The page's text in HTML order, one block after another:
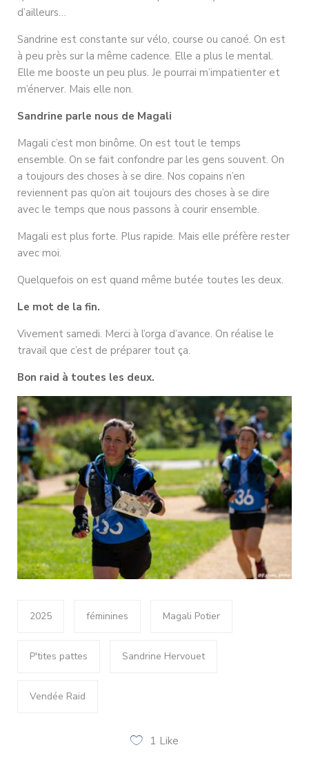
d’ailleurs…
Sandrine est constante sur vélo, course ou canoé. On est
à peu près sur la même cadence. Elle a plus le mental.
Elle me booste un peu plus. Je pourrai m’impatienter et
m’énerver. Mais elle non.
Sandrine parle nous de Magali
Magali c’est mon binôme. On est tout le temps
ensemble. On se fait confondre par les gens souvent. On
a toujours des choses à se dire. Nos copains n’en
reviennent pas qu’on ait toujours des choses à se dire
avec le temps que nous passons à courir ensemble.
Magali est plus forte. Plus rapide. Mais elle préfère rester
avec moi.
Quelquefois on est quand même butée toutes les deux.
Le mot de la fin.
Vivement samedi. Merci à l’orga d’avance. On réalise le
travail que c’est de préparer tout ça.
Bon raid à toutes les deux.
2025 féminines Magali Potier
P'tites pattes Sandrine Hervouet
Vendée Raid
1 Like